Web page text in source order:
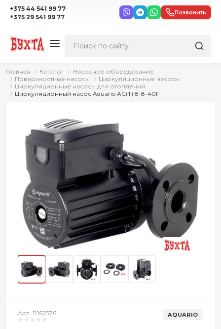
+375 44 541 99 77·
+375 29 541 99 77
Позвонить
Главная Каталог
Насосное оборудование
Поверхностные насосы
Циркуляционные насосы
Циркуляционные насосы для отопления
Циркуляционный насос Aquario AC(T) 8-8-40F
Арт. 11162576 AQUARIO